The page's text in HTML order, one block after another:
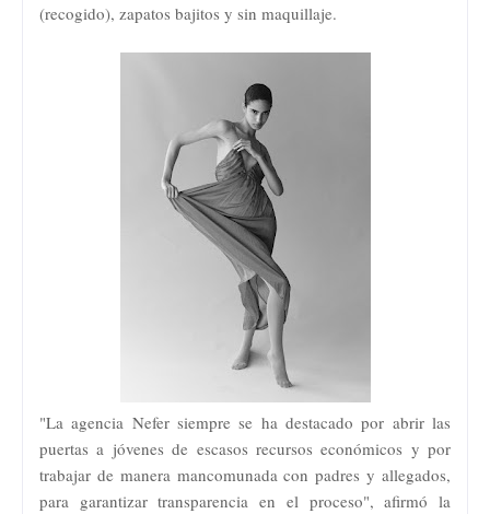
(recogido), zapatos bajitos y sin maquillaje.
"La agencia Nefer siempre se ha destacado por abrir las
puertas a jóvenes de escasos recursos económicos y por
trabajar de manera mancomunada con padres y allegados,
para garantizar transparencia en el proceso", afirmó la